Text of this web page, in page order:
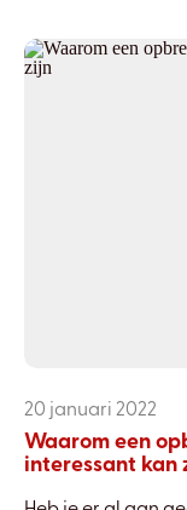
20 januari 2022
Waarom een
interessant kan